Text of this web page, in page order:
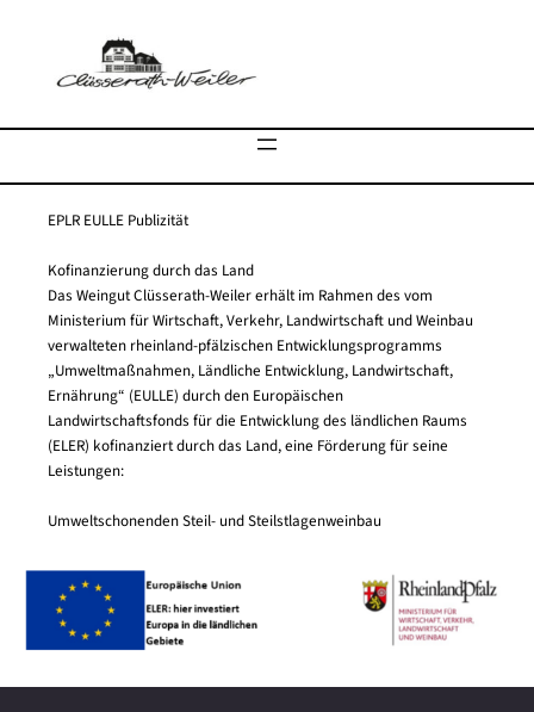
EPLR EULLE Publizität
Kofinanzierung durch das Land
Das Weingut Clüsserath-Weiler erhält im Rahmen des vom
Ministerium für Wirtschaft, Verkehr, Landwirtschaft und Weinbau
verwalteten rheinland-pfälzischen Entwicklungsprogramms
„Umweltmaßnahmen, Ländliche Entwicklung, Landwirtschaft,
Ernährung“ (EULLE) durch den Europäischen
Landwirtschaftsfonds für die Entwicklung des ländlichen Raums
(ELER) kofinanziert durch das Land, eine Förderung für seine
Leistungen:
Umweltschonenden Steil- und Steilstlagenweinbau